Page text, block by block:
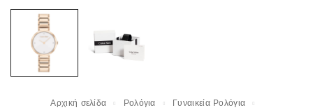
Αρχική σελίδα Ρολόγια
Γυναικεία Ρολόγια